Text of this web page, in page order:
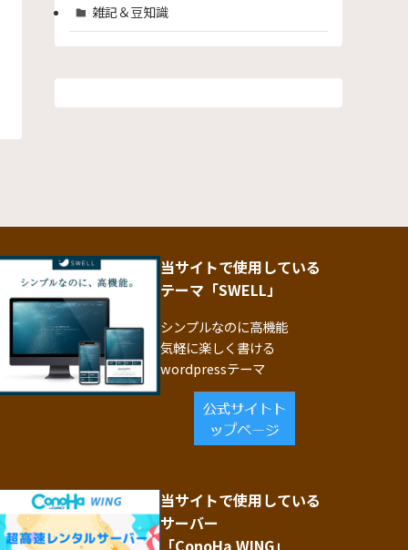
雑記＆豆知識
当サイトで使用している
テーマ「SWELL」
シンプルなのに高機能
気軽に楽しく書ける
wordpressテーマ
当サイトで使用している
サーバー